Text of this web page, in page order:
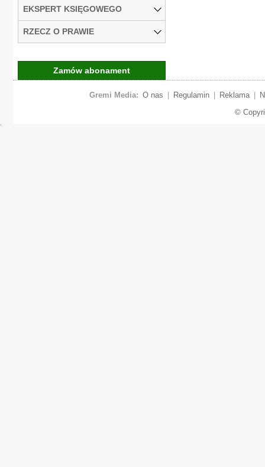
EKSPERT KSIĘGOWEGO
RZECZ O PRAWIE
Zamów abonament
Gremi Media: O nas Regulamin Reklama
©